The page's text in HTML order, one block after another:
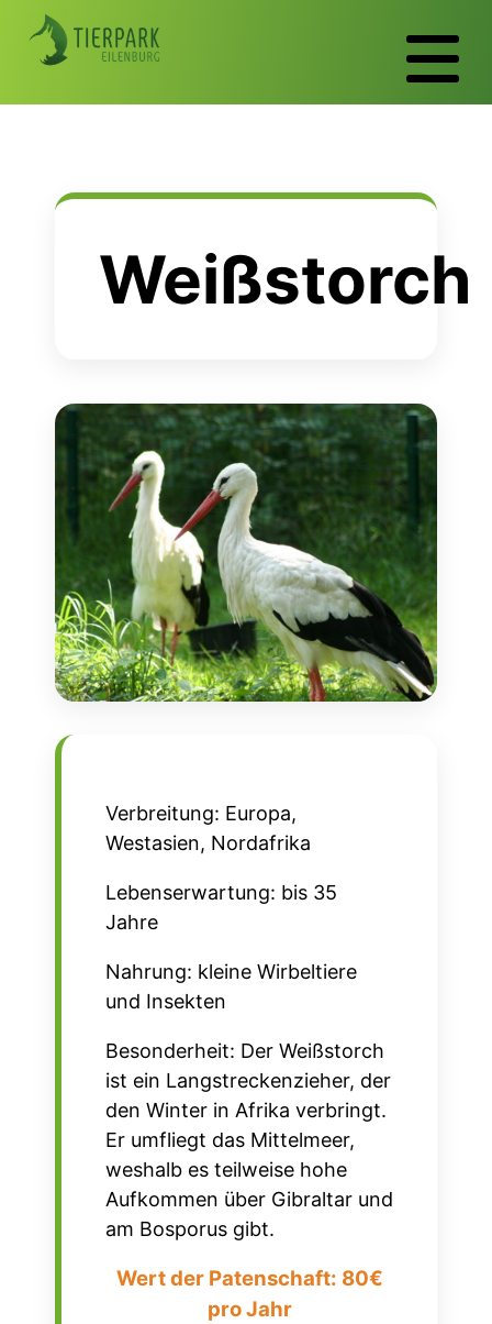
Weißstorch
Verbreitung: Europa,
Westasien, Nordafrika
Lebenserwartung: bis 35
Jahre
Nahrung: kleine Wirbeltiere
und Insekten
Besonderheit: Der Weißstorch
ist ein Langstreckenzieher, der
den Winter in Afrika verbringt.
Er umfliegt das Mittelmeer,
weshalb es teilweise hohe
Aufkommen über Gibraltar und
am Bosporus gibt.
Wert der Patenschaft: 80€
pro Jahr